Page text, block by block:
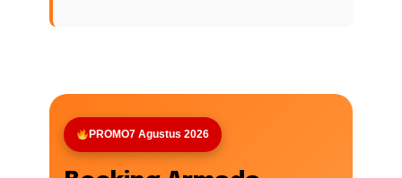
PROMO7 Agustus 2026